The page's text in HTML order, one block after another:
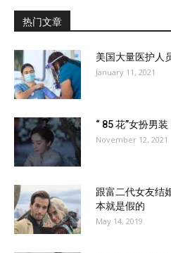
热门文章
美国大量医护人
January 11, 2021
“ 85 花”女扮男
November 12, 2021
跟富二代女友结
本就是假的
May 14, 2019